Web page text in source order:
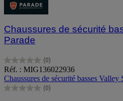
Chaussures de sécurité
Parade
(0)
0.0
sur
5
étoiles.
Réf. : MIG136022936
Chaussures de sécurité basses Valley
(0)
0.0